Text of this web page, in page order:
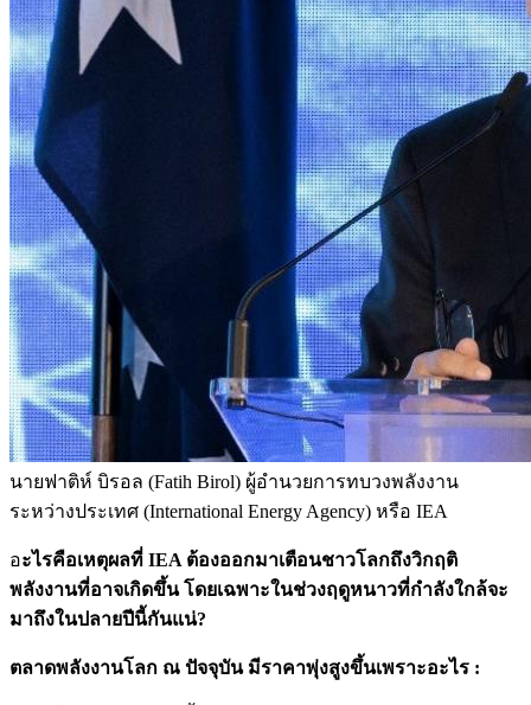
นายฟาติห์ บิรอล (Fatih Birol) ผู้อำนวยการทบวงพลังงาน
ระหว่างประเทศ (International Energy Agency) หรือ IEA
อะไรคือเหตุผลที่ IEA ต้องออกมาเตือนชาวโลกถึงวิกฤติ
พลังงานที่อาจเกิดขึ้น โดยเฉพาะในช่วงฤดูหนาวที่กำลังใกล้จะ
มาถึงในปลายปีนี้กันแน่?
ตลาดพลังงานโลก ณ ปัจจุบัน มีราคาพุ่งสูงขึ้นเพราะอะไร :